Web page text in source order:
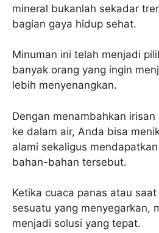
mineral bukanlah sekadar
bagian gaya hidup sehat.
Minuman ini telah menjadi
banyak orang yang ingin
lebih menyenangkan.
Dengan menambahkan
ke dalam air, Anda bisa
alami sekaligus
bahan-bahan tersebut.
Ketika cuaca panas atau
sesuatu yang menyegarkan,
menjadi solusi yang tepat.